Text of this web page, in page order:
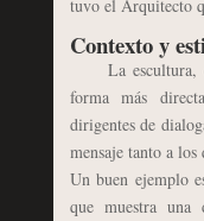
tuvo el Arquitecto
Contexto y
La escultura,
forma más
dirigentes de
mensaje tanto a
Un buen ejemplo
que muestra una